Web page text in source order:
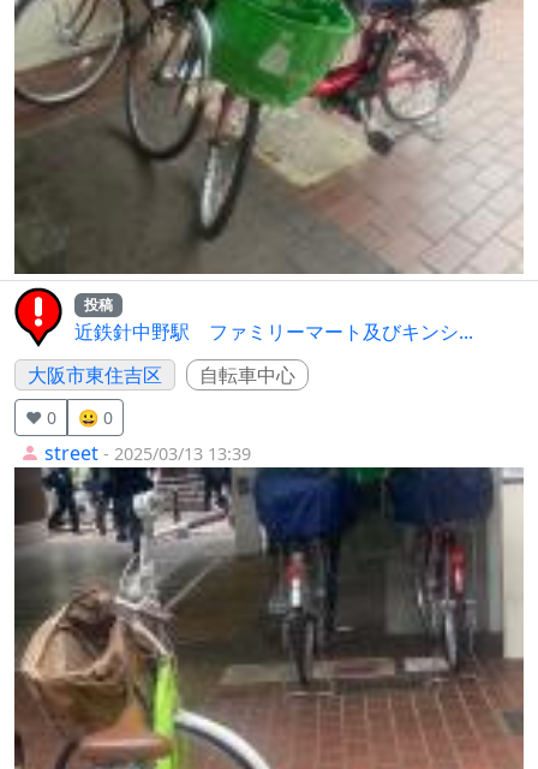
投稿
近鉄針中野駅 ファミリーマート及びキンシ...
大阪市東住吉区
自転車中心
❤️ 0 😀 0
street - 2025/03/13 13:39